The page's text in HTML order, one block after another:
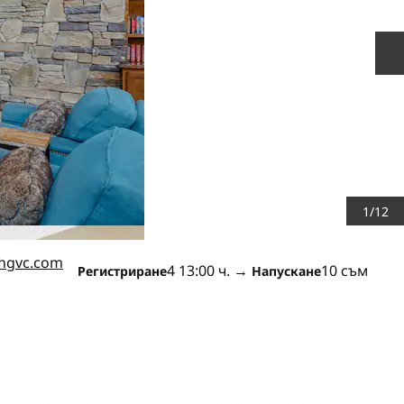
1/12
Регистриране4 13:00 ч. → Напускане10 съм